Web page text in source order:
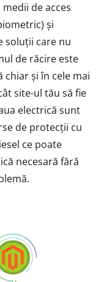
de acces
și
soluții care nu
de răcire este
chiar și în cele mai
site-ul tău să fie
electrică sunt
de protecții cu
ce poate
necesară fără